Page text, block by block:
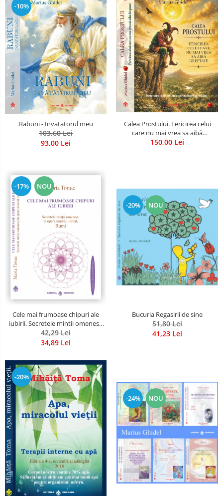
-10%
Rabuni - Invatatorul meu
103,60 Lei
93,00 Lei
Calea Prostului. Fericirea celui
care nu mai vrea sa aibă
dreptate - Intoarcerea la
150,00 Lei
-17% NOU
Cele mai frumoase chipuri ale
iubirii. Secretele mintii omenesti
in opera marelui initiat, Rumi
42,29 Lei
34,89 Lei
-20% NOU
Bucuria Regasirii de sine
51,80 Lei
41,23 Lei
-20%
-24% NOU